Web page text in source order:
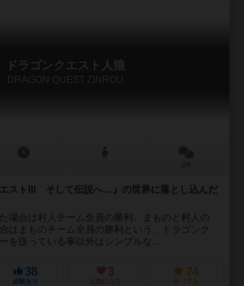
ドラゴンクエスト人狼
DRAGON QUEST ZINROU
エストⅢ そして伝説へ…』の世界に落とし込んだ
場合は村人チーム全員の勝利、まものと村人の
はまものチーム全員の勝利という、ドラゴンク
を扱っている事以外はシンプルな...
38
経験あり
3
お気に入り
74
持ってる